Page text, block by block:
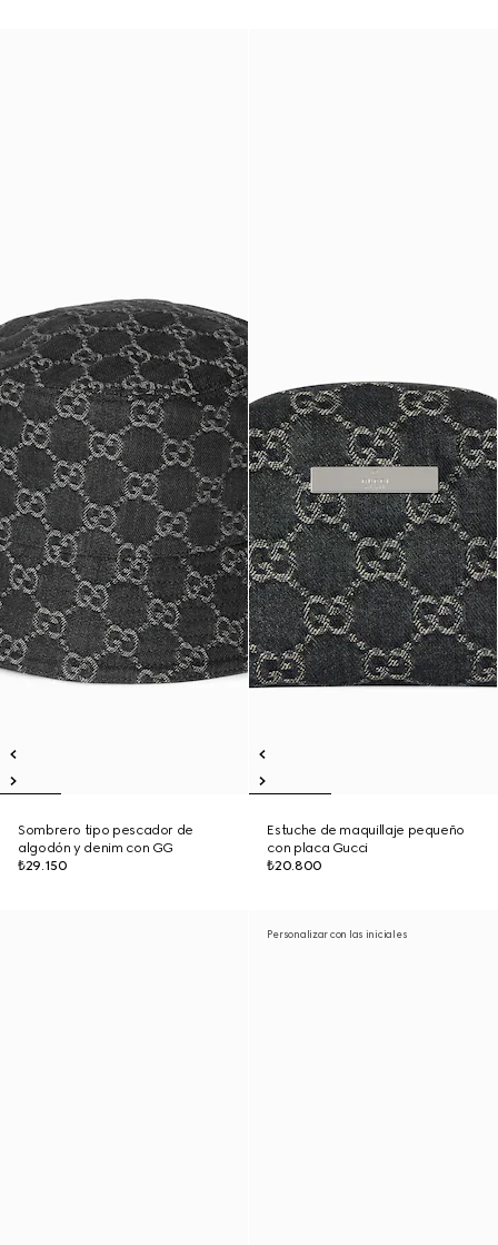
Sombrero tipo pescador de
algodón y denim con GG
₺29.150
Estuche de maquillaje pequeño
con placa Gucci
₺20.800
Personalizar con las iniciales